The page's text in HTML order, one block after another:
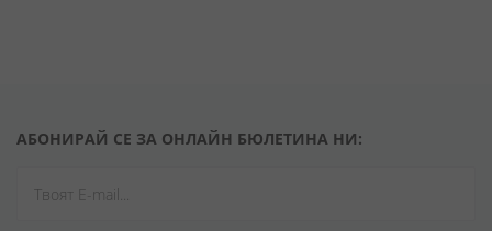
АБОНИРАЙ СЕ ЗА ОНЛАЙН БЮЛЕТИНА НИ: